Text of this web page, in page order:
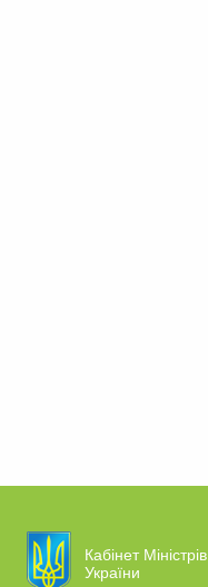
Кабінет Міністрів
України